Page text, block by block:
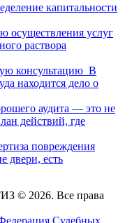
капитальности
осуществления услуг
раствора
консультацию В
находится дело о
аудита — это не
действий, где
повреждения
двери, есть
2026. Все права
Судебных